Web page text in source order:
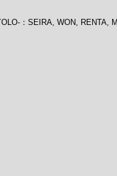
：SEIRA, WON, RENTA,